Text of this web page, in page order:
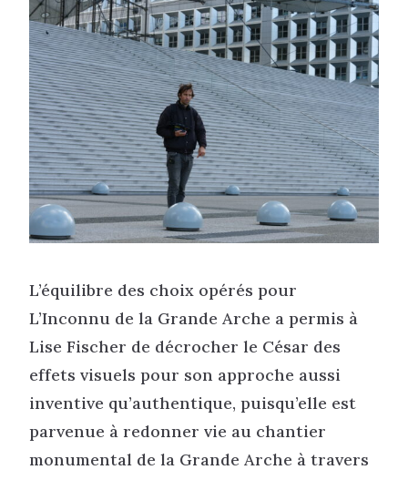
L’équilibre des choix opérés pour
L’Inconnu de la Grande Arche a permis à
Lise Fischer de décrocher le César des
effets visuels pour son approche aussi
inventive qu’authentique, puisqu’elle est
parvenue à redonner vie au chantier
monumental de la Grande Arche à travers